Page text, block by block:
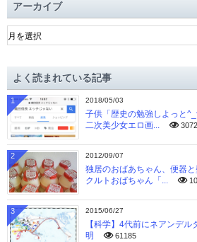
アーカイブ
ア
ー
ブよく読まれている記事
2018/05/03
子供「歴史の勉強しよっと
二次美少女エロ画...
1
2012/09/07
独居のおばあちゃん、便器
クルトおばちゃん「...
2
2015/06/27
【科学】4代前にネアンデ
明
61185
3